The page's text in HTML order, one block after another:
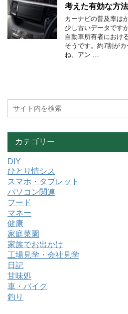
考えた有効な方
カーナビの普及率は
少し古いデータです
自動車所有者におけ
そうです。約7割が
ね。アン …
カテゴリー
DIY
ひとり情シス
スマホ・タブレット
パソコン関連
フード
マネー
健康
家庭菜園
家族でお出かけ
工場見学・会社見学
日記
甘味処
車・バイク
釣り